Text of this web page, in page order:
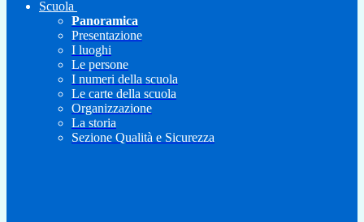
Scuola
Panoramica
Presentazione
I luoghi
Le persone
I numeri della scuola
Le carte della scuola
Organizzazione
La storia
Sezione Qualità e Sicurezza